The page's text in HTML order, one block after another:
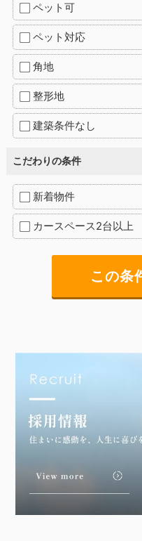
ペット可
ペット対応
角地
整形地
建築条件なし
こだわりの条件
新着物件
カースペース2台以上